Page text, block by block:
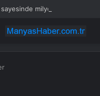
milyoner oldu